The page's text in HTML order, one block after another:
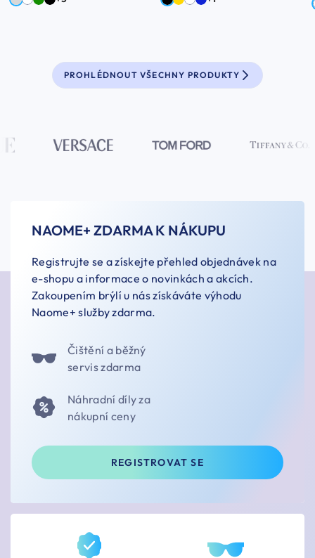
PROHLÉDNOUT VŠECHNY PRODUKTY
NAOME+ ZDARMA K NÁKUPU
Registrujte se a získejte přehled objednávek na
e-shopu a informace o novinkách a akcích.
Zakoupením brýlí u nás získáváte výhodu
Naome+ služby zdarma.
Čištění a běžný
servis zdarma
Náhradní díly za
nákupní ceny
REGISTROVAT SE